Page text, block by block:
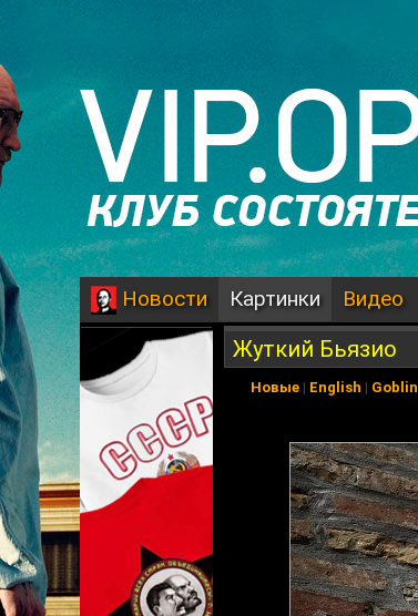
Новости Картинки Видео
Жуткий Бьязио
Новые| English | Goblin